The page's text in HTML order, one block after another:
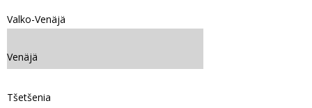
Valko-Venäjä
Venäjä
Tšetšenia